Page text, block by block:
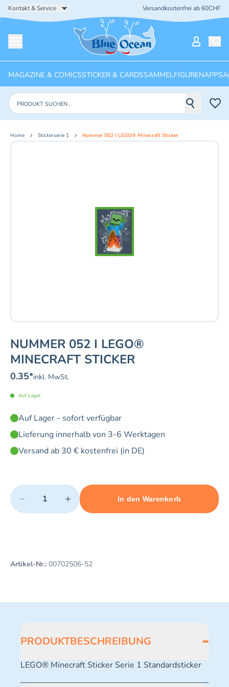
Kontakt & Service Versandkostenfrei ab 60CHF
Startseite
MAGAZINE & COMICSSTICKER & CARDSSAMMELFIGURENAPPS
Produkte suchen
Home Stickerserie 1 Nummer 052 I LEGO® Minecraft Sticker
NUMMER 052 I LEGO®
MINECRAFT STICKER
0.35*inkl. MwSt.
Auf Lager
Auf Lager - sofort verfügbar
Lieferung innerhalb von 3-6 Werktagen
Versand ab 30 € kostenfrei (in DE)
Quantity
− +
Minimum quantity: 1 Maximum quantity: 3
In den Warenkorb
Add 1 item to cart
Artikel-Nr.: 00702506-52
PRODUKTBESCHREIBUNG
LEGO® Minecraft Sticker Serie 1 Standardsticker